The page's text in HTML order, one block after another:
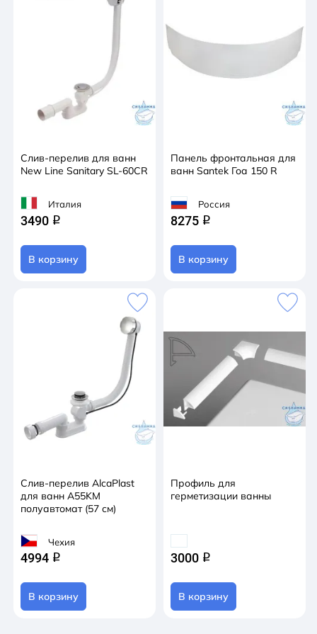
Слив-перелив для ванн
New Line Sanitary SL-60CR
Италия
3490 q
В корзину
Панель фронтальная для
ванн Santek Гоа 150 R
Россия
8275 q
В корзину
Слив-перелив AlcaPlast
для ванн A55KM
полуавтомат (57 см)
Чехия
4994 q
В корзину
Профиль для
герметизации ванны
3000 q
В корзину